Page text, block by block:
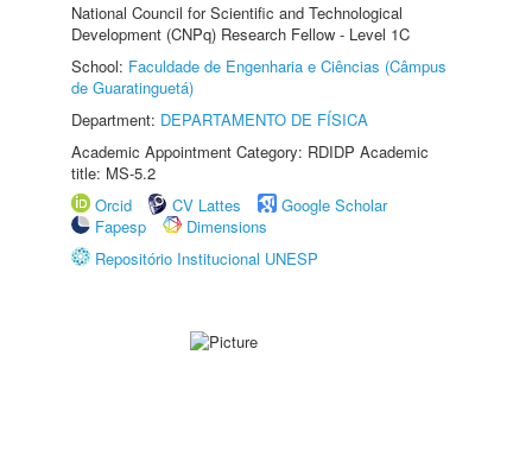
National Council for Scientific and Technological
Development (CNPq) Research Fellow - Level 1C
School: Faculdade de Engenharia e Ciências (Câmpus
de Guaratinguetá)
Department: DEPARTAMENTO DE FÍSICA
Academic Appointment Category: RDIDP Academic
title: MS-5.2
Orcid
CV Lattes
Google Scholar
Fapesp
Dimensions
Repositório Institucional UNESP